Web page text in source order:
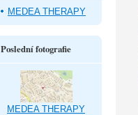
MEDEA THERAPY
Poslední fotografie
MEDEA THERAPY